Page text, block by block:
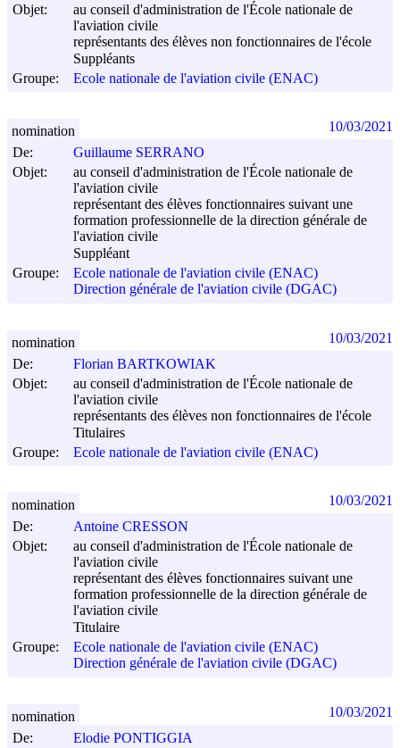
Objet:
au conseil d'administration de l'École nationale de
l'aviation civile
représentants des élèves non fonctionnaires de l'école
Suppléants
Groupe:
Ecole nationale de l'aviation civile (ENAC)
De:
Guillaume SERRANO
Objet:
au conseil d'administration de l'École nationale de
l'aviation civile
représentant des élèves fonctionnaires suivant une
formation professionnelle de la direction générale de
l'aviation civile
Suppléant
Groupe:
Ecole nationale de l'aviation civile (ENAC)
Direction générale de l'aviation civile (DGAC)
nomination 10/03/2021
De:
Florian BARTKOWIAK
Objet:
au conseil d'administration de l'École nationale de
l'aviation civile
représentants des élèves non fonctionnaires de l'école
Titulaires
Groupe:
Ecole nationale de l'aviation civile (ENAC)
nomination 10/03/2021
De:
Antoine CRESSON
Objet:
au conseil d'administration de l'École nationale de
l'aviation civile
représentant des élèves fonctionnaires suivant une
formation professionnelle de la direction générale de
l'aviation civile
Titulaire
Groupe:
Ecole nationale de l'aviation civile (ENAC)
Direction générale de l'aviation civile (DGAC)
nomination 10/03/2021
De:
Elodie PONTIGGIA
nomination 10/03/2021